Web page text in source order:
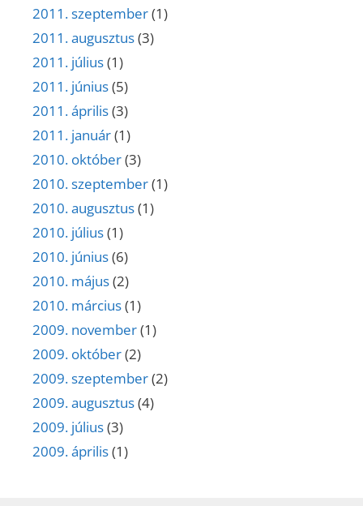
2011. szeptember(1)
2011. augusztus(3)
2011. július(1)
2011. június(5)
2011. április(3)
2011. január(1)
2010. október(3)
2010. szeptember(1)
2010. augusztus(1)
2010. július(1)
2010. június(6)
2010. május(2)
2010. március(1)
2009. november(1)
2009. október(2)
2009. szeptember(2)
2009. augusztus(4)
2009. július(3)
2009. április(1)